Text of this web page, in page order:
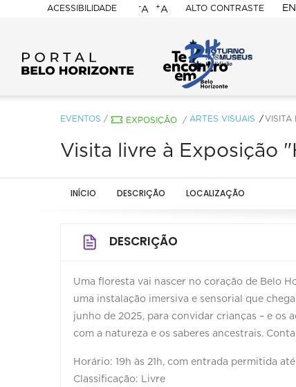
ACESSIBILIDADE
BELO
-A +A ALTO CONTRASTE EN
EVENTOS / EXPOSIÇÃO / ARTES VISUAIS VISITA
Visita livre à Exposição
INÍCIO DESCRIÇÃO LOCALIZAÇÃO
DESCRIÇÃO
Uma floresta vai nascer no coração de Belo
uma instalação imersiva e sensorial que
junho de 2025, para convidar crianças – e os
com a natureza e os saberes ancestrais.
Horário: 19h às 21h, com entrada permitida
Classificação: Livre